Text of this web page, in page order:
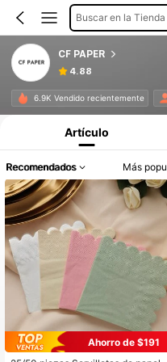
Buscar en la Tienda
CF PAPER
4.88
6.9K Vendido recientemente
Artículo
Recomendados Más
Ahorro de $191